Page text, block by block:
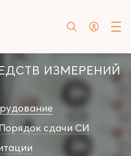
ИЗМЕРЕНИЙ
Порядок сдачи СИ